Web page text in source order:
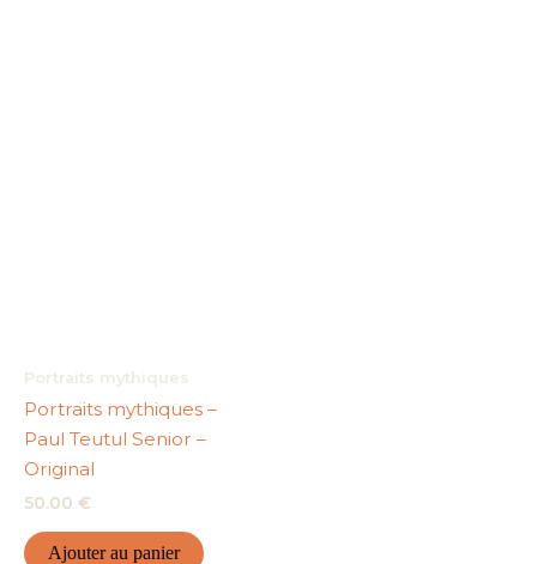
Portraits mythiques
Portraits mythiques –
Paul Teutul Senior –
Original
50.00 €
Ajouter au panier